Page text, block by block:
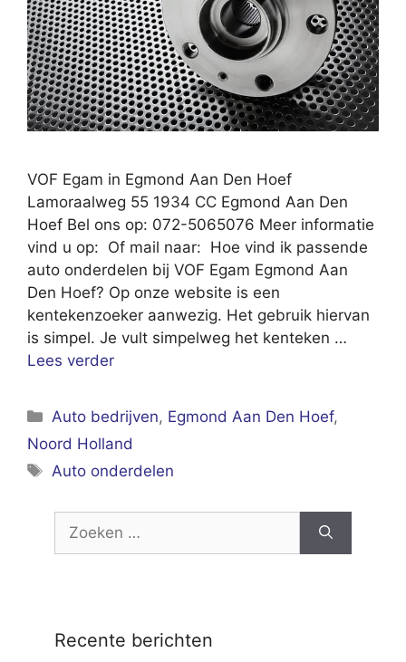
VOF Egam in Egmond Aan Den Hoef
Lamoraalweg 55 1934 CC Egmond Aan Den
Hoef Bel ons op: 072-5065076 Meer informatie
vind u op: Of mail naar: Hoe vind ik passende
auto onderdelen bij VOF Egam Egmond Aan
Den Hoef? Op onze website is een
kentekenzoeker aanwezig. Het gebruik hiervan
is simpel. Je vult simpelweg het kenteken …
Lees verder
Categorieën
Auto bedrijven, Egmond Aan Den Hoef,
Noord Holland
Tags
Auto onderdelen
naar:
Recente berichten